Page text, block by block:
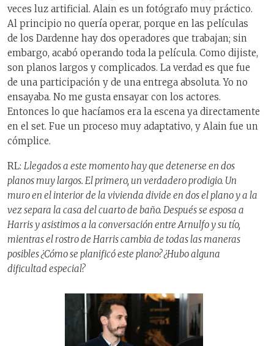
veces luz artificial. Alain es un fotógrafo muy práctico.
Al principio no quería operar, porque en las películas
de los Dardenne hay dos operadores que trabajan; sin
embargo, acabó operando toda la película. Como dijiste,
son planos largos y complicados. La verdad es que fue
de una participación y de una entrega absoluta. Yo no
ensayaba. No me gusta ensayar con los actores.
Entonces lo que hacíamos era la escena ya directamente
en el set. Fue un proceso muy adaptativo, y Alain fue un
cómplice.
RL: Llegados a este momento hay que detenerse en dos
planos muy largos. El primero, un verdadero prodigio. Un
muro en el interior de la vivienda divide en dos el plano y a la
vez separa la casa del cuarto de baño. Después se esposa a
Harris y asistimos a la conversación entre Arnulfo y su tío,
mientras el rostro de Harris cambia de todas las maneras
posibles ¿Cómo se planificó este plano? ¿Hubo alguna
dificultad especial?